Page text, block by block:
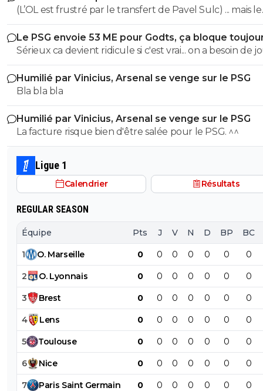
du plus fort tout simplement..
(L’OL est frustré par le transfert de Pavel Sulc) ... mais le
public aussi commence a être frustré ... la vente de ces
"excellents" joueurs dont fait partie Pavel Sulc ... pour
récupérer quoi ? qui? À un moment donné il faudra
arriver a construire dans le long terme... et avec ,
avec , une équipe régulière ça finira par payer, mais là pour
l'instant, ???
Le PSG envoie 53 ME pour Godts, ça bloque
Sérieux ca devient ridicule si c'est vrai... on a besoin de
pour la supercoupe ! sérieux a 5 ou 7M€ pres, go !!
Humilié par Vinicius, Arsenal se venge sur le PSG
Bla bla bla
Humilié par Vinicius, Arsenal se venge sur le PSG
La facture risque bien d'être salée pour le PSG. ^^
Ligue 1
Calendrier Résultats
REGULAR SEASON
Équipe Pts J V N D BP BC
1 O. Marseille 0 0 0 0 0 0 0
2 O. Lyonnais 0 0 0 0 0 0 0
3 Brest 0 0 0 0 0 0 0
4 Lens 0 0 0 0 0 0 0
5 Toulouse 0 0 0 0 0 0 0
6 Nice 0 0 0 0 0 0 0
7 Paris Saint Germain 0 0 0 0 0 0 0